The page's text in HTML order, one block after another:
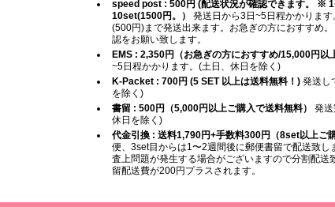
speed post : 500円 (配送状況が確認できます。 ※
10set(1500円。）
発送日から3日~5日程かかりま
(500円)まで発送出来ます。お急ぎの方におすすめ
認をお願い致します。
EMS : 2,350円（お急ぎの方におすすめ/15,000円以
~5日程かかります。(土日、休日を除く)
K-Packet : 700円 (5 SET 以上は送料無料！) 発送し
を除く)
書留 : 500円（5,000円以上ご購入で送料無料）
発送
休日を除く)
代金引換 : 送料1,790円+手数料300円（8set以上ご
便、3set目からは1〜2週間後に郵便書留で配送致
査上問題が発生する場合がございますので分割配
留配送費が200円プラスされます。